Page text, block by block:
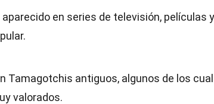
en series de televisión, películas y
Tamagotchis antiguos, algunos de los
valorados.